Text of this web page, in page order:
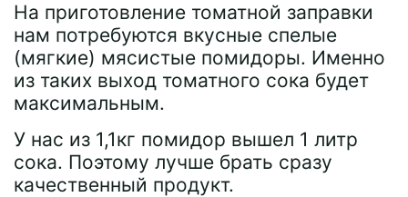
На приготовление томатной заправки
нам потребуются вкусные спелые
(мягкие) мясистые помидоры. Именно
из таких выход томатного сока будет
максимальным.
У нас из 1,1кг помидор вышел 1 литр
сока. Поэтому лучше брать сразу
качественный продукт.